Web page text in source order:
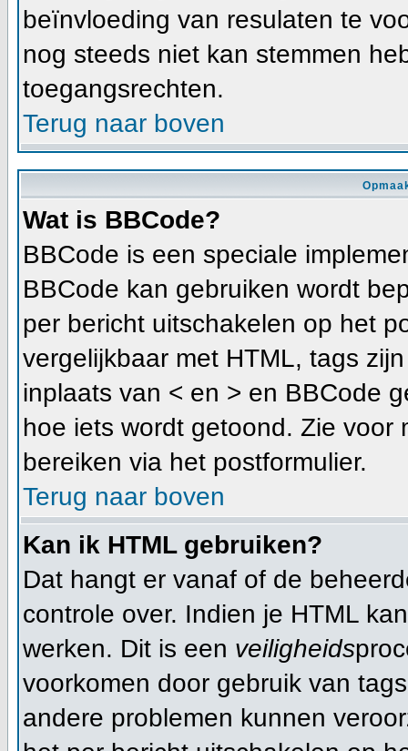
beïnvloeding van resulaten te
nog steeds niet kan stemmen
toegangsrechten.
Terug naar boven
Wat is BBCode?
BBCode is een speciale
BBCode kan gebruiken wordt
per bericht uitschakelen op het
vergelijkbaar met HTML, tags
inplaats van < en > en BBCode
hoe iets wordt getoond. Zie voor
bereiken via het postformulier.
Terug naar boven
Kan ik HTML gebruiken?
Dat hangt er vanaf of de
controle over. Indien je HTML
werken. Dit is een veiligheids
voorkomen door gebruik van
andere problemen kunnen